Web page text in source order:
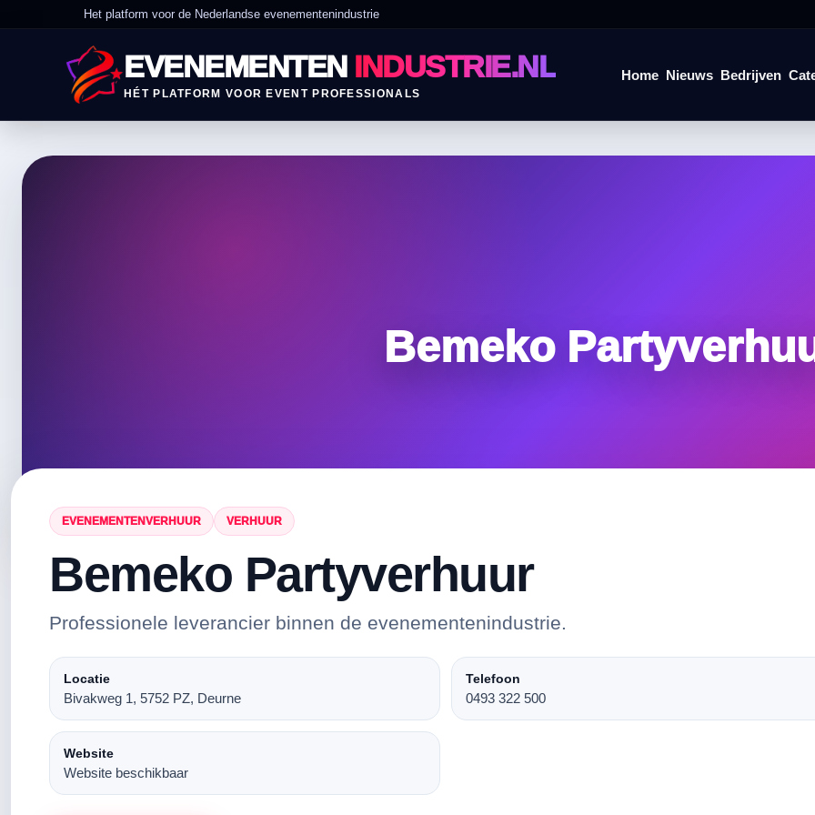
Het platform voor de Nederlandse evenementenindustrie
EVENEMENTEN INDUSTRIE.NL
HÉT PLATFORM VOOR EVENT PROFESSIONALS
Home Nieuws Bedrijven
Bemeko
EVENEMENTENVERHUUR VERHUUR
Bemeko Partyverhuur
Professionele leverancier binnen de evenementenindustrie.
Locatie
Bivakweg 1, 5752 PZ, Deurne
Telefoon
0493 322 500
Website
Website beschikbaar